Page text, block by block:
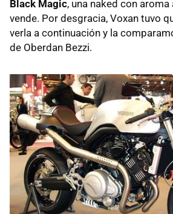
Black Magic, una naked con
vende. Por desgracia, Voxan tuvo
verla a continuación y la
de Oberdan Bezzi.